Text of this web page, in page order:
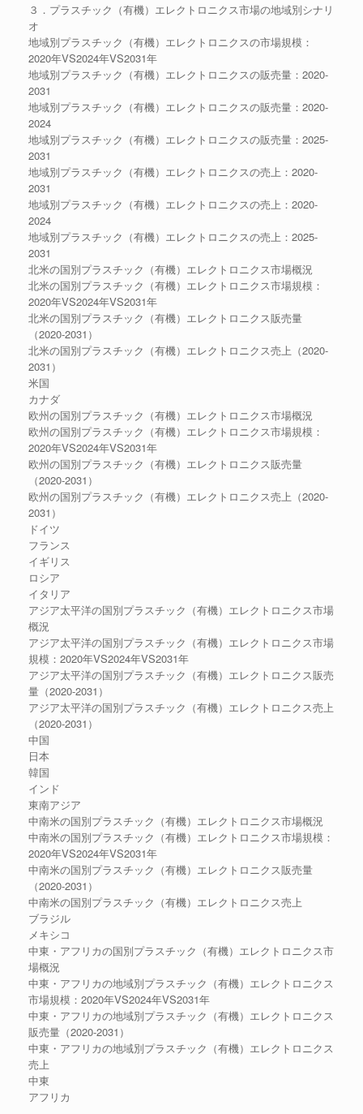
３．プラスチック（有機）エレクトロニクス市場の地域別シナリ
オ
地域別プラスチック（有機）エレクトロニクスの市場規模：
2020年VS2024年VS2031年
地域別プラスチック（有機）エレクトロニクスの販売量：2020-
2031
地域別プラスチック（有機）エレクトロニクスの販売量：2020-
2024
地域別プラスチック（有機）エレクトロニクスの販売量：2025-
2031
地域別プラスチック（有機）エレクトロニクスの売上：2020-
2031
地域別プラスチック（有機）エレクトロニクスの売上：2020-
2024
地域別プラスチック（有機）エレクトロニクスの売上：2025-
2031
北米の国別プラスチック（有機）エレクトロニクス市場概況
北米の国別プラスチック（有機）エレクトロニクス市場規模：
2020年VS2024年VS2031年
北米の国別プラスチック（有機）エレクトロニクス販売量
（2020-2031）
北米の国別プラスチック（有機）エレクトロニクス売上（2020-
2031）
米国
カナダ
欧州の国別プラスチック（有機）エレクトロニクス市場概況
欧州の国別プラスチック（有機）エレクトロニクス市場規模：
2020年VS2024年VS2031年
欧州の国別プラスチック（有機）エレクトロニクス販売量
（2020-2031）
欧州の国別プラスチック（有機）エレクトロニクス売上（2020-
2031）
ドイツ
フランス
イギリス
ロシア
イタリア
アジア太平洋の国別プラスチック（有機）エレクトロニクス市場
概況
アジア太平洋の国別プラスチック（有機）エレクトロニクス市場
規模：2020年VS2024年VS2031年
アジア太平洋の国別プラスチック（有機）エレクトロニクス販売
量（2020-2031）
アジア太平洋の国別プラスチック（有機）エレクトロニクス売上
（2020-2031）
中国
日本
韓国
インド
東南アジア
中南米の国別プラスチック（有機）エレクトロニクス市場概況
中南米の国別プラスチック（有機）エレクトロニクス市場規模：
2020年VS2024年VS2031年
中南米の国別プラスチック（有機）エレクトロニクス販売量
（2020-2031）
中南米の国別プラスチック（有機）エレクトロニクス売上
ブラジル
メキシコ
中東・アフリカの国別プラスチック（有機）エレクトロニクス市
場概況
中東・アフリカの地域別プラスチック（有機）エレクトロニクス
市場規模：2020年VS2024年VS2031年
中東・アフリカの地域別プラスチック（有機）エレクトロニクス
販売量（2020-2031）
中東・アフリカの地域別プラスチック（有機）エレクトロニクス
売上
中東
アフリカ